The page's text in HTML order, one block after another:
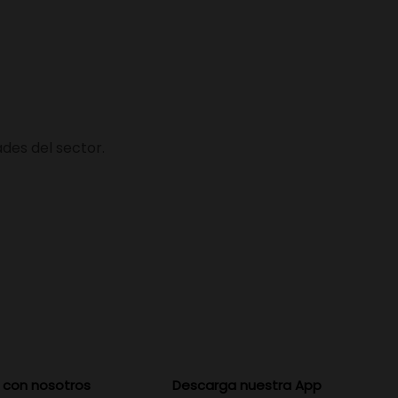
nosotros Descarga nuestra App